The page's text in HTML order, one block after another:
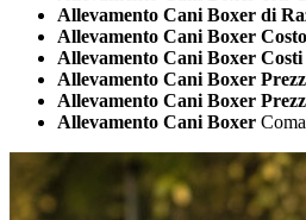
Allevamento Cani Boxer di
Allevamento Cani Boxer Costo
Allevamento Cani Boxer Costi
Allevamento Cani Boxer
Allevamento Cani Boxer
Allevamento Cani Boxer